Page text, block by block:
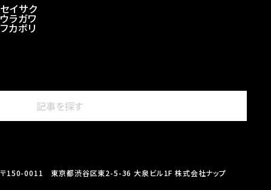
セイサク
ウラガワ
フカボリ
〒150-0011 東京都渋谷区東2-5-36 大泉ビル1F 株式会社ナップ